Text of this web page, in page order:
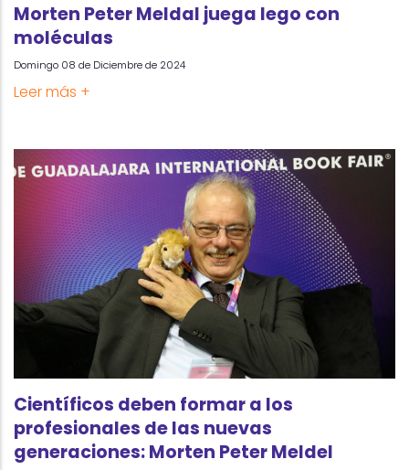
Morten Peter Meldal juega lego con
moléculas
Domingo 08 de Diciembre de 2024
Leer más +
Científicos deben formar a los
profesionales de las nuevas
generaciones: Morten Peter Meldel